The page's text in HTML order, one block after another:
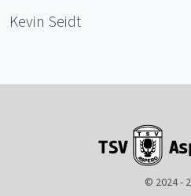
Kevin Seidt
© 2024 -